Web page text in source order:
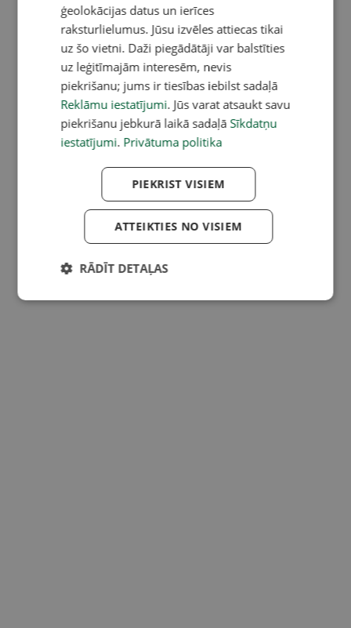
ģeolokācijas datus un ierīces
raksturlielumus. Jūsu izvēles attiecas tikai
uz šo vietni. Daži piegādātāji var balstīties
uz leģitīmajām interesēm, nevis
piekrišanu; jums ir tiesības iebilst sadaļā
Reklāmu iestatījumi. Jūs varat atsaukt savu
piekrišanu jebkurā laikā sadaļā Sīkdatņu
iestatījumi. Privātuma politika
PIEKRIST VISIEM
ATTEIKTIES NO VISIEM
RĀDĪT DETAĻAS